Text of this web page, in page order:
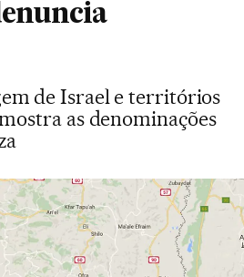
de Israel e territórios
as denominações